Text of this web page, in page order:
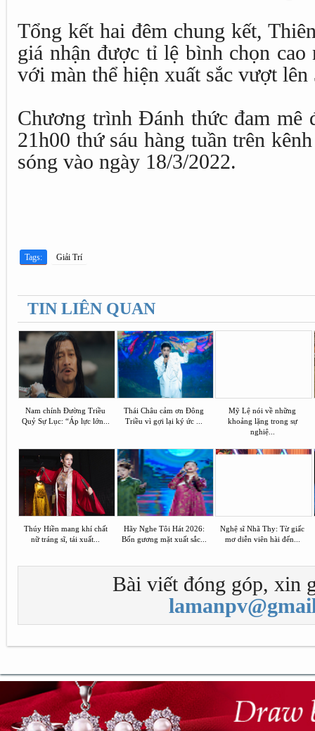
Tổng kết hai đêm chung kết,
giá nhận được tỉ lệ bình chọn cao
với màn thể hiện xuất sắc vượt
Chương trình Đánh thức đam mê
21h00 thứ sáu hàng tuần trên
sóng vào ngày 18/3/2022.
Tags: Giải Trí
TIN LIÊN QUAN
Nam chính Đường Triều
Quỷ Sự Lục: “Áp lực lớn...
Thái Châu cảm ơn Đông
Triều vì gợi lại ký ức ...
Mỹ Lệ nói về những
khoảng lặng trong sự
nghiệ...
Thúy Hiền mang khí chất
nữ tráng sĩ, tái xuất...
Hãy Nghe Tôi Hát 2026:
Bốn gương mặt xuất sắc...
Nghệ sĩ Nhã Thy: Từ giấc
mơ diễn viên hài đến...
Bài viết đóng góp, xin